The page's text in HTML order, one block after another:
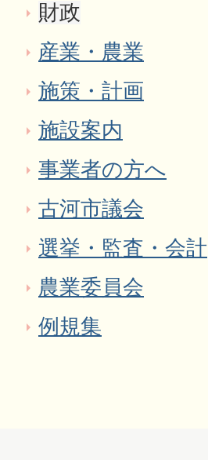
財政
産業・農業
施策・計画
施設案内
事業者の方へ
古河市議会
選挙・監査・会計
農業委員会
例規集